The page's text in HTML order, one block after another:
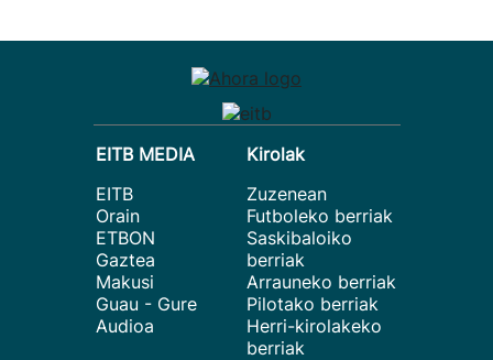
EITB MEDIA
EITB
Orain
ETBON
Gaztea
Makusi
Guau - Gure
Audioa
Kirolak
Zuzenean
Futboleko berriak
Saskibaloiko
berriak
Arrauneko berriak
Pilotako berriak
Herri-kirolakeko
berriak